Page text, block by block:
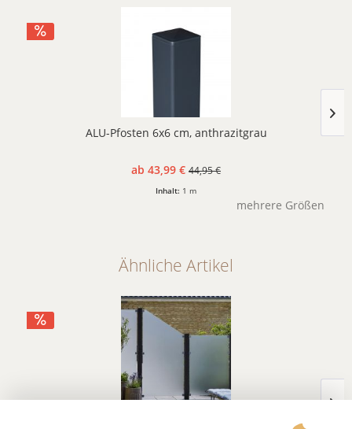
ALU-Pfosten 6x6 cm, anthrazitgrau
ab 43,99 € 44,95 €
Inhalt: 1 m
mehrere Größen
Ähnliche Artikel